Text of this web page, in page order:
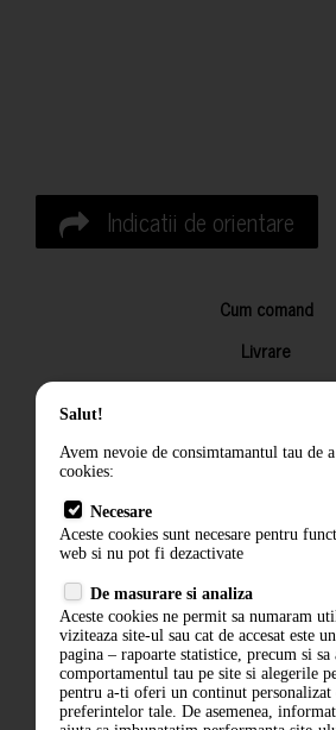
Indicatii de orientare
Cum comand
Livrare
Returnarea
Termeni si conditii
Politica de
ANPC
Salut!
Avem nevoie de consimtamantul tau de
cookies:
Necesare
Aceste cookies sunt necesare pentru
web si nu pot fi dezactivate
De masurare si analiza
Aceste cookies ne permit sa numaram
viziteaza site-ul sau cat de accesat este
pagina – rapoarte statistice, precum si sa
comportamentul tau pe site si alegerile
pentru a-ti oferi un continut
preferintelor tale. De asemenea,